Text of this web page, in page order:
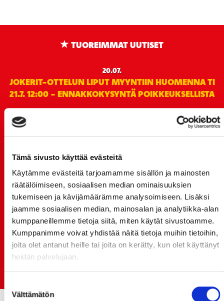
Tämä sivusto käyttää evästeitä
Käytämme evästeitä tarjoamamme sisällön ja mainosten
räätälöimiseen, sosiaalisen median ominaisuuksien
tukemiseen ja kävijämäärämme analysoimiseen. Lisäksi
jaamme sosiaalisen median, mainosalan ja analytiikka-alan
kumppaneillemme tietoja siitä, miten käytät sivustoamme.
Kumppanimme voivat yhdistää näitä tietoja muihin tietoihin,
joita olet antanut heille tai joita on kerätty, kun olet käyttänyt
heidän palvelujaan.
valinta
Välttämätön
TUOREIMMAT UUTISET
20.07.
JOKERIT-OTTELUN LIPUT MYYNTIIN HUOMENNA TI
21.7. 12:00 - ENNAKKOKYSYNTÄ POIKKEUKSELLISTA
LIIKUNTALEIKKIKOULUUN KESÄ-HEINÄKUUSSA!
15.07.
SPORT-ÄSSÄT JA KOKO JOUKKUEEN MEET&GREET
TO 13.8. - LIPUT NYT MYYNNISSÄ
15.07.
Rinta-Joupin Autoliike jatkaa Sportin
pääyhteistyökumppanina Superkaudella – jatkoa
monikymmenvuotiselle yhteistyölle
06.07.
Early Bird-lippupaketit nyt myynnissä! - näe